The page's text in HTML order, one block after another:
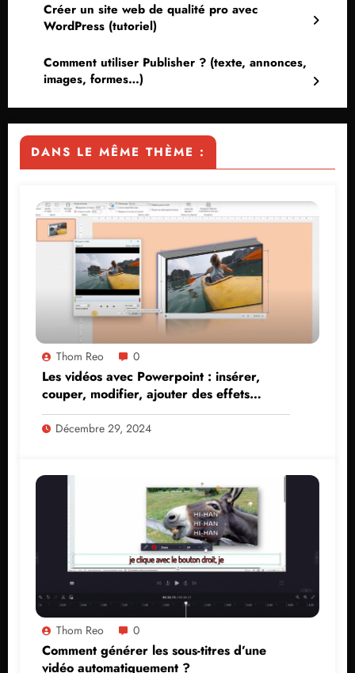
Créer un site web de qualité pro avec
WordPress (tutoriel)
Comment utiliser Publisher ? (texte, annonces,
images, formes…)
DANS LE MÊME THÈME :
Thom Reo 0
Les vidéos avec Powerpoint : insérer,
couper, modifier, ajouter des effets…
Décembre 29, 2024
Thom Reo 0
Comment générer les sous-titres d’une
vidéo automatiquement ?